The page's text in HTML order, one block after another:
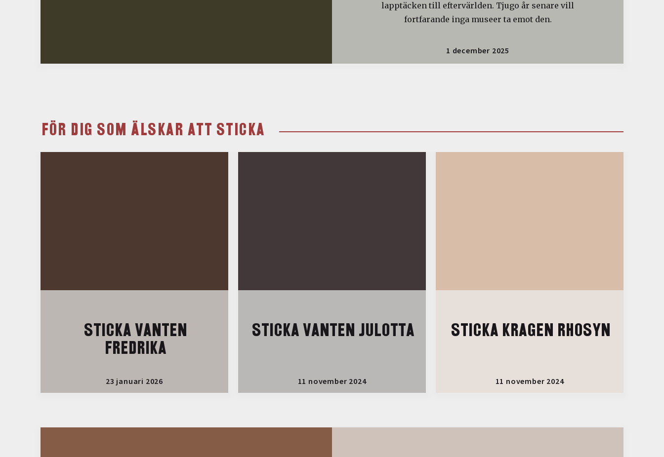
lapptäcken till eftervärlden. Tjugo år senare vill
fortfarande inga museer ta emot den.
1 december 2025
FÖR DIG SOM ÄLSKAR ATT STICKA
STICKA VANTEN
FREDRIKA
23 januari 2026
STICKA VANTEN JULOTTA
11 november 2024
STICKA KRAGEN RHOSYN
11 november 2024